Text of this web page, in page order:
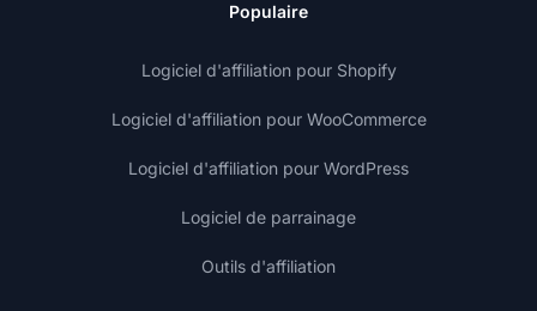
Populaire
Logiciel d'affiliation pour Shopify
Logiciel d'affiliation pour WooCommerce
Logiciel d'affiliation pour WordPress
Logiciel de parrainage
Outils d'affiliation